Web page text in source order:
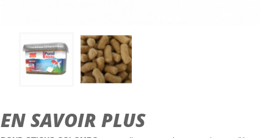
EN SAVOIR PLUS